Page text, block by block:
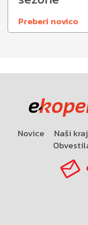
Preberi novico
Novice Naši